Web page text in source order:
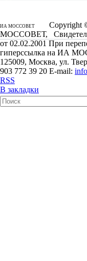
ИА МОССОВЕТ
Copyright ©
МОССОВЕТ,
от 02.02.2001 При
гиперссылка на ИА
125009, Москва, ул.
903 772 39 20 E-mail:
RSS
В закладки